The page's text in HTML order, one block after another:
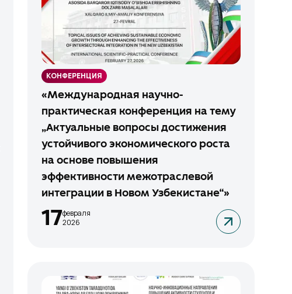
КОНФЕРЕНЦИЯ
«Международная научно-
практическая конференция на тему
„Актуальные вопросы достижения
устойчивого экономического роста
на основе повышения
эффективности межотраслевой
интеграции в Новом Узбекистане“»
17февраля
2026